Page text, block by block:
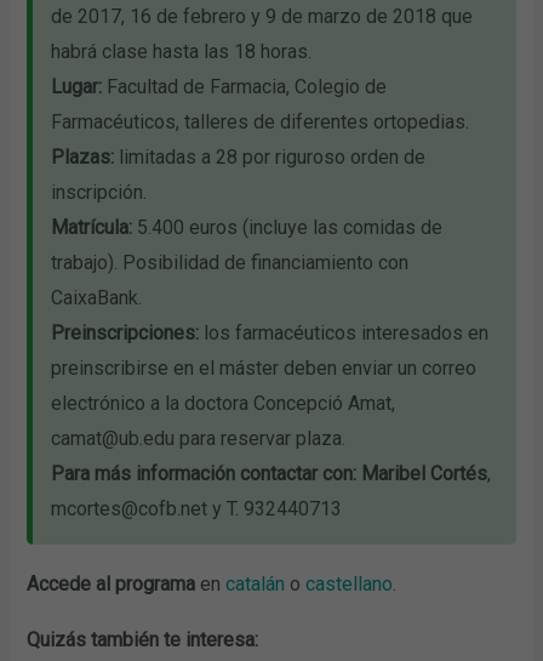
de 2017, 16 de febrero y 9 de marzo de 2018 que
habrá clase hasta las 18 horas.
Lugar: Facultad de Farmacia, Colegio de
Farmacéuticos, talleres de diferentes ortopedias.
Plazas: limitadas a 28 por riguroso orden de
inscripción.
Matrícula: 5.400 euros (incluye las comidas de
trabajo). Posibilidad de financiamiento con
CaixaBank.
Preinscripciones: los farmacéuticos interesados en
preinscribirse en el máster deben enviar un correo
electrónico a la doctora Concepció Amat,
camat@ub.edu para reservar plaza.
Para más información contactar con: Maribel Cortés,
mcortes@cofb.net y T. 932440713
Accede al programa encatalán ocastellano.
Quizás también te interesa: